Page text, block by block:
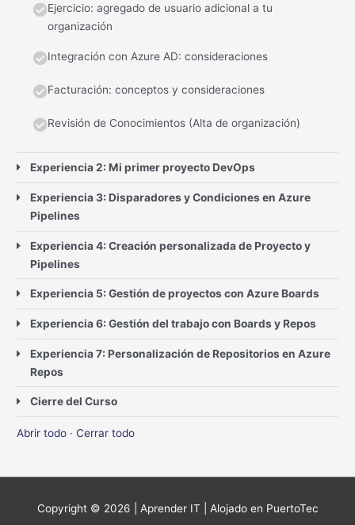
Ejercicio: agregado de usuario adicional a tu
organización
Integración con Azure AD: consideraciones
Facturación: conceptos y consideraciones
Revisión de Conocimientos (Alta de organización)
Experiencia 2: Mi primer proyecto DevOps
Experiencia 3: Disparadores y Condiciones en Azure
Pipelines
Experiencia 4: Creación personalizada de Proyecto y
Pipelines
Experiencia 5: Gestión de proyectos con Azure Boards
Experiencia 6: Gestión del trabajo con Boards y Repos
Experiencia 7: Personalización de Repositorios en Azure
Repos
Cierre del Curso
Abrir todo · Cerrar todo
Copyright © 2026 | Aprender IT | Alojado en PuertoTec